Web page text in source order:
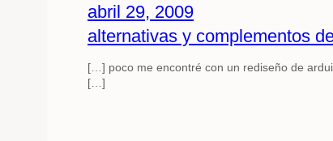
abril 29, 2009
alternativas y complementos
[…] poco me encontré con un rediseño de
[…]